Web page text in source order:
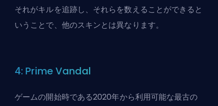
それがキルを追跡し、それらを数えることができると
いうことで、他のスキンとは異なります。
4: Prime Vandal
ゲームの開始時である2020年から利用可能な最古の